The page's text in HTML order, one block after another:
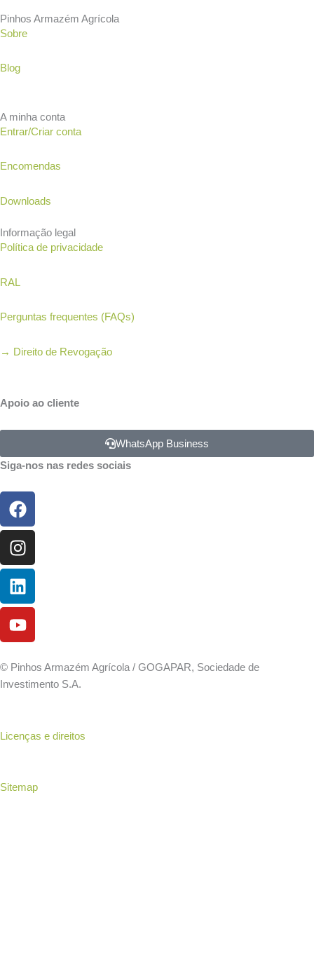
Pinhos Armazém Agrícola
Sobre
Blog
A minha conta
Entrar/Criar conta
Encomendas
Downloads
Informação legal
Política de privacidade
RAL
Perguntas frequentes (FAQs)
→ Direito de Revogação
Apoio ao cliente
WhatsApp Business
Siga-nos nas redes sociais
Facebook
Instagram
Linkedin
Youtube
© Pinhos Armazém Agrícola / GOGAPAR, Sociedade de
Investimento S.A.
Licenças e direitos
Sitemap